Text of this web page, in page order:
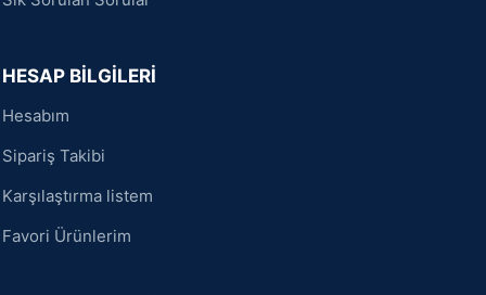
HESAP BİLGİLERİ
Hesabım
Sipariş Takibi
Karşılaştırma listem
Favori Ürünlerim